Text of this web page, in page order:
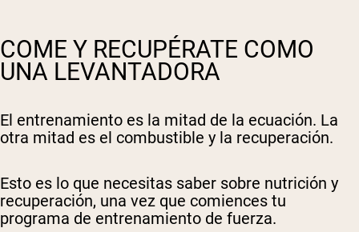
COME Y RECUPÉRATE COMO
UNA LEVANTADORA
El entrenamiento es la mitad de la ecuación. La
otra mitad es el combustible y la recuperación.
Esto es lo que necesitas saber sobre nutrición y
recuperación, una vez que comiences tu
programa de entrenamiento de fuerza.